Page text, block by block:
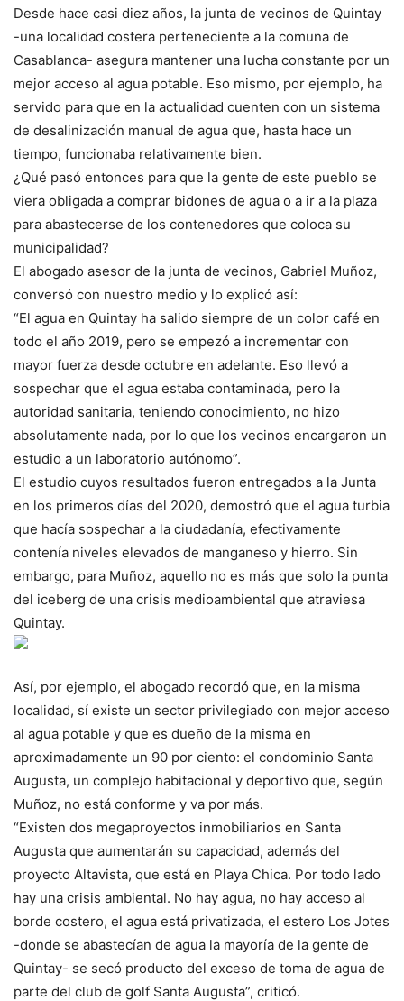
Desde hace casi diez años, la junta de vecinos de Quintay
-una localidad costera perteneciente a la comuna de
Casablanca- asegura mantener una lucha constante por un
mejor acceso al agua potable. Eso mismo, por ejemplo, ha
servido para que en la actualidad cuenten con un sistema
de desalinización manual de agua que, hasta hace un
tiempo, funcionaba relativamente bien.
¿Qué pasó entonces para que la gente de este pueblo se
viera obligada a comprar bidones de agua o a ir a la plaza
para abastecerse de los contenedores que coloca su
municipalidad?
El abogado asesor de la junta de vecinos, Gabriel Muñoz,
conversó con nuestro medio y lo explicó así:
“El agua en Quintay ha salido siempre de un color café en
todo el año 2019, pero se empezó a incrementar con
mayor fuerza desde octubre en adelante. Eso llevó a
sospechar que el agua estaba contaminada, pero la
autoridad sanitaria, teniendo conocimiento, no hizo
absolutamente nada, por lo que los vecinos encargaron un
estudio a un laboratorio autónomo”.
El estudio cuyos resultados fueron entregados a la Junta
en los primeros días del 2020, demostró que el agua turbia
que hacía sospechar a la ciudadanía, efectivamente
contenía niveles elevados de manganeso y hierro. Sin
embargo, para Muñoz, aquello no es más que solo la punta
del iceberg de una crisis medioambiental que atraviesa
Quintay.
Así, por ejemplo, el abogado recordó que, en la misma
localidad, sí existe un sector privilegiado con mejor acceso
al agua potable y que es dueño de la misma en
aproximadamente un 90 por ciento: el condominio Santa
Augusta, un complejo habitacional y deportivo que, según
Muñoz, no está conforme y va por más.
“Existen dos megaproyectos inmobiliarios en Santa
Augusta que aumentarán su capacidad, además del
proyecto Altavista, que está en Playa Chica. Por todo lado
hay una crisis ambiental. No hay agua, no hay acceso al
borde costero, el agua está privatizada, el estero Los Jotes
-donde se abastecían de agua la mayoría de la gente de
Quintay- se secó producto del exceso de toma de agua de
parte del club de golf Santa Augusta”, criticó.